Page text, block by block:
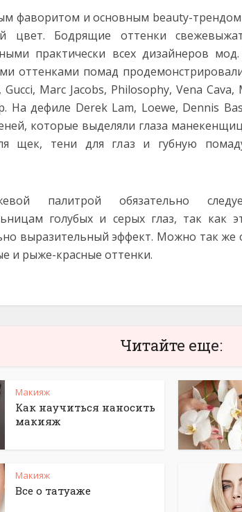
фаворитом и основным beauty-трендом
цвет. Бодрящие оттенки
практически всех дизайнеров
оттенками помад
Marc Jacobs, Philosophy, Vena
На дефиле Derek Lam, Loewe, Dennis
которые выделяли глаза
щек, тени для глаз и губную
палитрой обязательно
голубых и серых глаз, так как
выразительный эффект. Можно так же
и рыже-красные оттенки.
Читайте еще:
Макияж
Как научиться наносить
макияж
Макияж
Все о татуаже